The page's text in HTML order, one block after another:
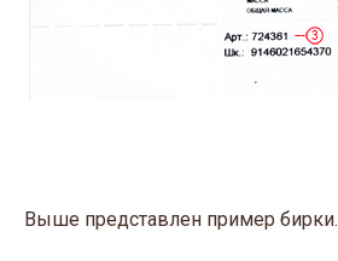
Выше представлен пример бирки.